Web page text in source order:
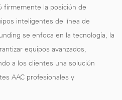
firmemente la posición de
inteligentes de línea de
se enfoca en la tecnología, la
equipos avanzados,
a los clientes una solución
AAC profesionales y